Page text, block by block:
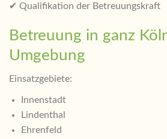
✔ Qualifikation der Betreuungskraft
Betreuung in ganz
Umgebung
Einsatzgebiete:
Innenstadt
Lindenthal
Ehrenfeld